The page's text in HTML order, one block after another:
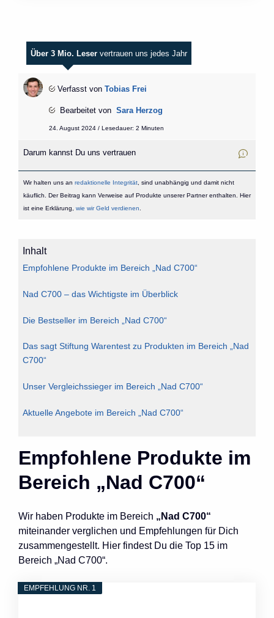
Über 3 Mio. Leser vertrauen uns jedes Jahr
Verfasst von Tobias Frei
Bearbeitet von Sara Herzog
24. August 2024 / Lesedauer: 2 Minuten
Darum kannst Du uns vertrauen
Wir halten uns an redaktionelle Integrität, sind unabhängig und damit nicht
käuflich. Der Beitrag kann Verweise auf Produkte unserer Partner enthalten. Hier
ist eine Erklärung, wie wir Geld verdienen
Inhalt
Empfohlene Produkte im Bereich „Nad C700“
Nad C700 – das Wichtigste im Überblick
Die Bestseller im Bereich „Nad C700“
Das sagt Stiftung Warentest zu Produkten im Bereich „Nad
C700“
Unser Vergleichssieger im Bereich „Nad C700“
Aktuelle Angebote im Bereich „Nad C700“
Empfohlene Produkte im
Bereich „Nad C700“
Wir haben Produkte im Bereich „Nad C700“
miteinander verglichen und Empfehlungen für Dich
zusammengestellt. Hier findest Du die Top 15 im
Bereich „Nad C700“.
EMPFEHLUNG NR. 1